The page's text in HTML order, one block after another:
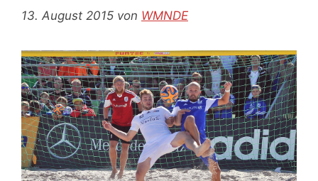
13. August 2015 von WMNDE